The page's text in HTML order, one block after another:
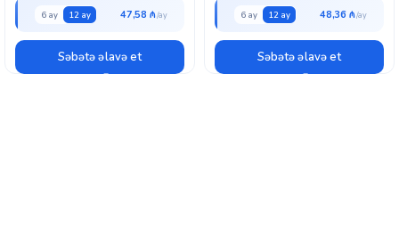
6 ay 12 ay 47,58 ₼
Səbətə əlavə et
6 ay 12 ay 48,36 ₼
Səbətə əlavə et